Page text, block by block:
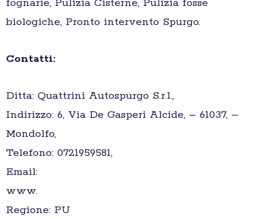
fognarie, Pulizia Cisterne, Pulizia fosse
biologiche, Pronto intervento Spurgo.
Contatti:
Ditta: Quattrini Autospurgo S.r.l.,
Indirizzo: 6, Via De Gasperi Alcide, – 61037, –
Mondolfo,
Telefono: 0721959581,
Email:
www.
Regione: PU